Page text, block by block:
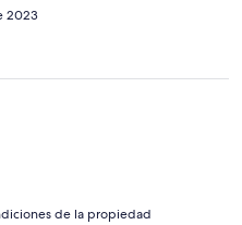
2023
de la propiedad